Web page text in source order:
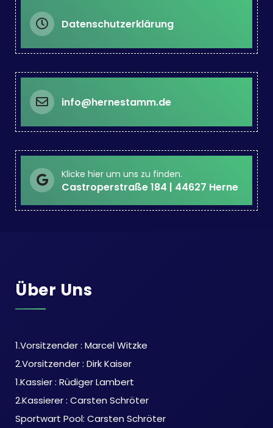
Datenschutzerklärung
info@hernestamm.de
Klicke hier um uns zu finden.
Castroperstraße 184 | 44627 Herne
Über Uns
1.Vorsitzender : Marcel Witzke
2.Vorsitzender : Dirk Kaiser
1.Kassier : Rüdiger Lambert
2.Kassierer : Carsten Schröter
Sportwart Pool: Carsten Schröter